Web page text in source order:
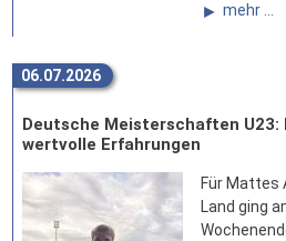
mehr ...
06.07.2026
Deutsche Meisterschaften
wertvolle Erfahrungen
Für Mattes
Land ging